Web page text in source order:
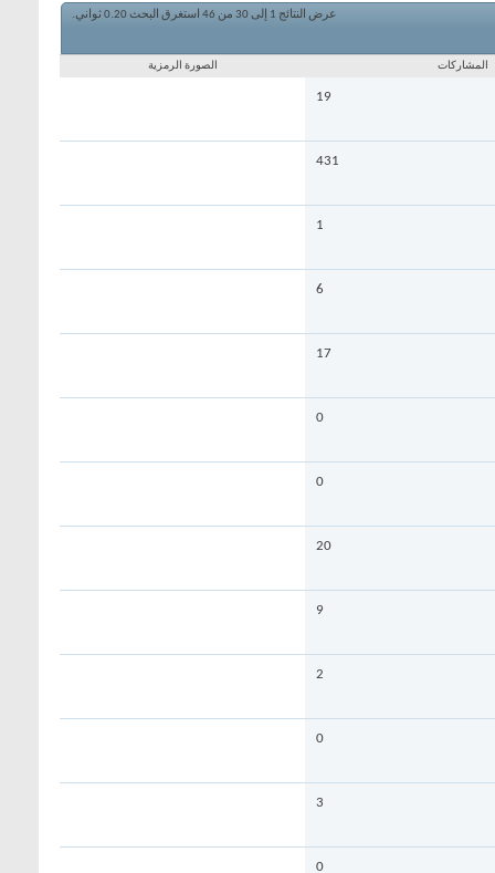
عرض النتائج 1 إلى 30 من 46 استغرق البحث0.20ثواني.
المشاركات الصورة الرمزية
19
431
1
6
17
0
0
20
9
2
0
3
0